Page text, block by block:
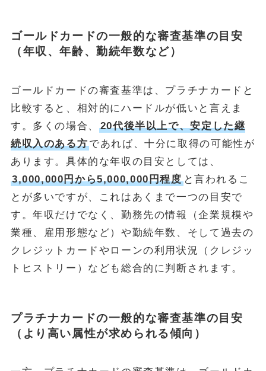
ゴールドカードの一般的な審査基準の目安
（年収、年齢、勤続年数など）
ゴールドカードの審査基準は、プラチナカードと
比較すると、相対的にハードルが低いと言えま
す。多くの場合、
20代後半以上で、安定した継
続収入のある方であれば、十分に取得の可能性が
あります。具体的な年収の目安としては、
3,000,000円から5,000,000円程度と言われるこ
とが多いですが、これはあくまで一つの目安で
す。年収だけでなく、勤務先の情報（企業規模や
業種、雇用形態など）や勤続年数、そして過去の
クレジットカードやローンの利用状況（クレジッ
トヒストリー）なども総合的に判断されます。
プラチナカードの一般的な審査基準の目安
（より高い属性が求められる傾向）